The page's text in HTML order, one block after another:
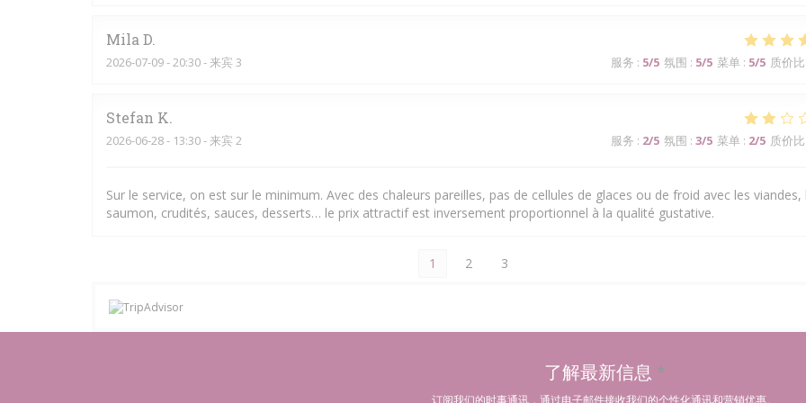
Mila D
2026-07-09- 20:30 - 来宾 3 服务 : 5/5 氛围 : 5/5 菜单 : 5/5 质价比
Stefan K
2026-06-28- 13:30 - 来宾 2 服务 : 2/5 氛围 : 3/5 菜单 : 2/5 质价比
Sur le service, on est sur le minimum. Avec des chaleurs pareilles, pas de cellules de glaces ou de froid avec les viandes,
saumon, crudités, sauces, desserts… le prix attractif est inversement proportionnel à la qualité gustative.
1 2 3
了解最新信息 *